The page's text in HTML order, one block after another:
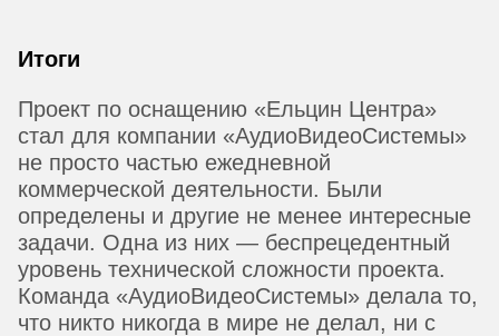
Итоги
Проект по оснащению «Ельцин Центра»
стал для компании «АудиоВидеоСистемы»
не просто частью ежедневной
коммерческой деятельности. Были
определены и другие не менее интересные
задачи. Одна из них — беспрецедентный
уровень технической сложности проекта.
Команда «АудиоВидеоСистемы» делала то,
что никто никогда в мире не делал, ни с